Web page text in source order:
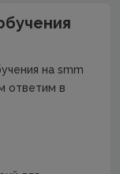
на smm
ответим в